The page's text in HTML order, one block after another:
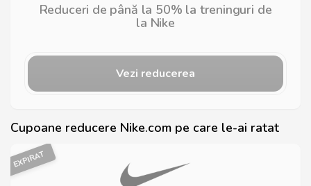
Reduceri de până la 50% la treninguri de
la Nike
Vezi reducerea
Cupoane reducere Nike.com pe care le-ai ratat
EXPIRAT